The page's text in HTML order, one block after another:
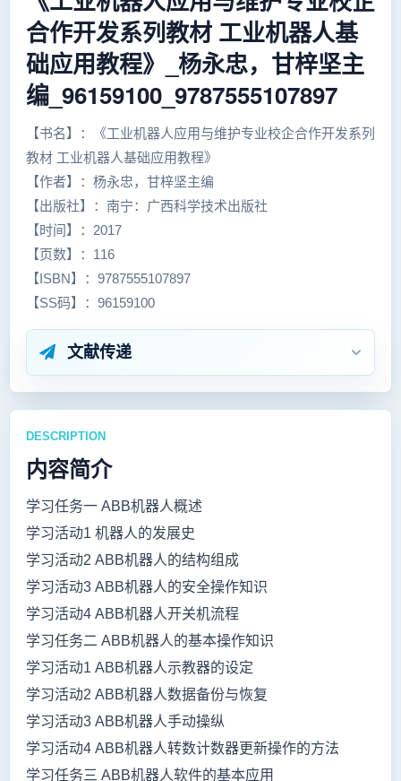
合作开发系列教材 工业机器人基
础应用教程》_杨永忠，甘梓坚主
编_96159100_9787555107897
【书名】：《工业机器人应用与维护专业校企合作开发系列
教材 工业机器人基础应用教程》
【作者】：杨永忠，甘梓坚主编
【出版社】：南宁：广西科学技术出版社
【时间】：2017
【页数】：116
【ISBN】：9787555107897
【SS码】：96159100
文献传递
DESCRIPTION
内容简介
学习任务一 ABB机器人概述
学习活动1 机器人的发展史
学习活动2 ABB机器人的结构组成
学习活动3 ABB机器人的安全操作知识
学习活动4 ABB机器人开关机流程
学习任务二 ABB机器人的基本操作知识
学习活动1 ABB机器人示教器的设定
学习活动2 ABB机器人数据备份与恢复
学习活动3 ABB机器人手动操纵
学习活动4 ABB机器人转数计数器更新操作的方法
学习任务三 ABB机器人软件的基本应用